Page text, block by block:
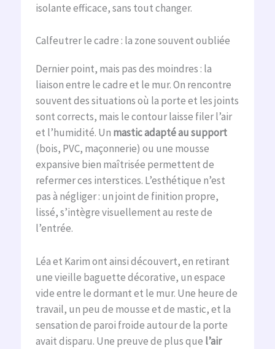
isolante efficace, sans tout changer.
Calfeutrer le cadre : la zone souvent oubliée
Dernier point, mais pas des moindres : la
liaison entre le cadre et le mur. On rencontre
souvent des situations où la porte et les joints
sont corrects, mais le contour laisse filer l’air
et l’humidité. Un mastic adapté au support
(bois, PVC, maçonnerie) ou une mousse
expansive bien maîtrisée permettent de
refermer ces interstices. L’esthétique n’est
pas à négliger : un joint de finition propre,
lissé, s’intègre visuellement au reste de
l’entrée.
Léa et Karim ont ainsi découvert, en retirant
une vieille baguette décorative, un espace
vide entre le dormant et le mur. Une heure de
travail, un peu de mousse et de mastic, et la
sensation de paroi froide autour de la porte
avait disparu. Une preuve de plus que l’air